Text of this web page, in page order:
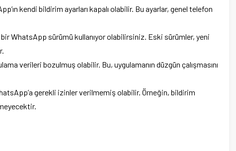
kendi bildirim ayarları kapalı olabilir. Bu ayarlar, genel telefon
bir WhatsApp sürümü kullanıyor olabilirsiniz. Eski sürümler, yeni
verileri bozulmuş olabilir. Bu, uygulamanın düzgün çalışmasını
gerekli izinler verilmemiş olabilir. Örneğin, bildirim